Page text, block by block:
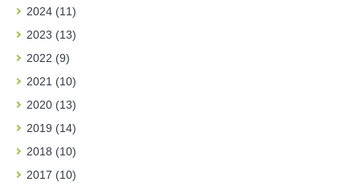
2024 (11)
2023 (13)
2022 (9)
2021 (10)
2020 (13)
2019 (14)
2018 (10)
2017 (10)